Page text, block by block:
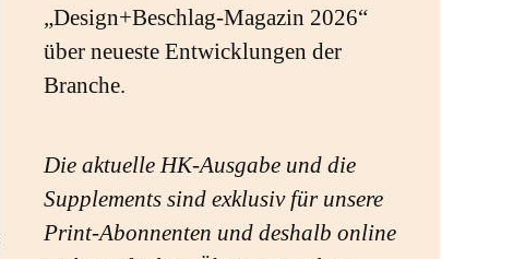
„Design+Beschlag-Magazin 2026“
über neueste Entwicklungen der
Branche.
Die aktuelle HK-Ausgabe und die
Supplements sind exklusiv für unsere
Print-Abonnenten und deshalb online